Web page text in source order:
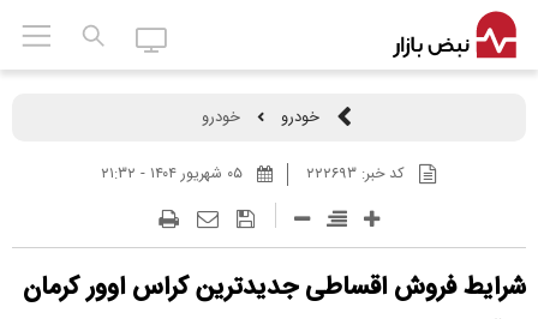
خودرو خودرو
کد خبر:۲۲۲۶۹۳ ۰۵ شهريور ۱۴۰۴ - ۲۱:۳۲
شرایط فروش اقساطی جدیدترین کراس اوور کرمان